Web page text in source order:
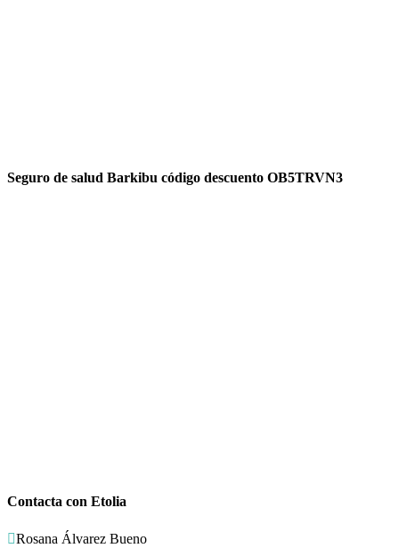
Seguro de salud Barkibu código descuento OB5TRVN3
Contacta con Etolia
Rosana Álvarez Bueno